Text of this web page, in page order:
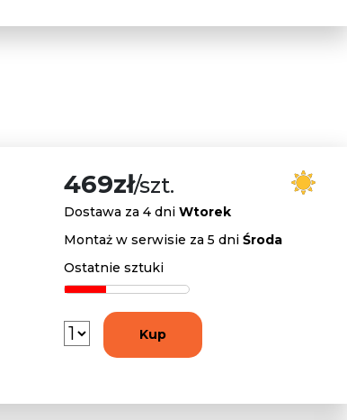
469zł/szt.
Dostawa za 4 dni Wtorek
Montaż w serwisie za 5 dni Środa
Ostatnie sztuki
Kup